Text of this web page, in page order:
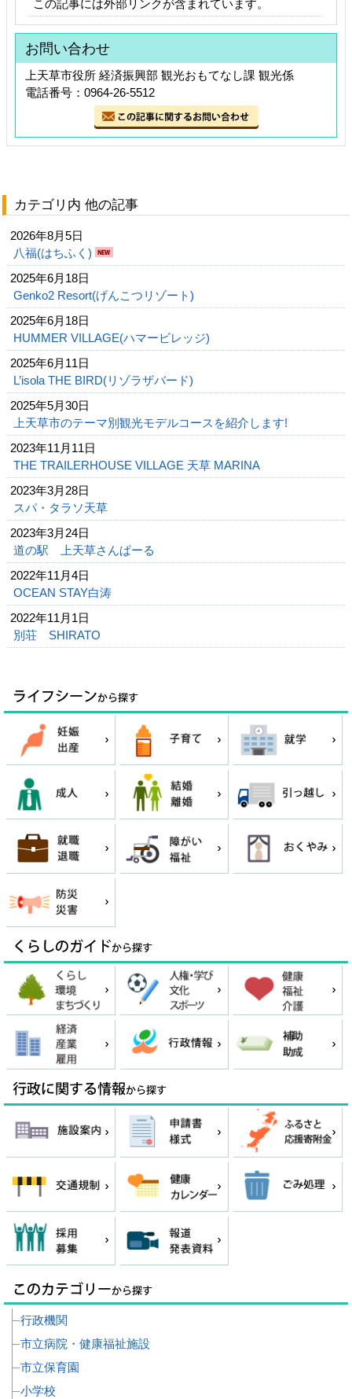
この記事には外部リンクが含まれています。
お問い合わせ
上天草市役所 経済振興部 観光おもてなし課 観光係
電話番号：0964-26-5512
カテゴリ内 他の記事
2026年8月5日
八福(はちふく)
2025年6月18日
Genko2 Resort(げんこつリゾート)
2025年6月18日
HUMMER VILLAGE(ハマービレッジ)
2025年6月11日
L’isola THE BIRD(リゾラザバード)
2025年5月30日
上天草市のテーマ別観光モデルコースを紹介します!
2023年11月11日
THE TRAILERHOUSE VILLAGE 天草 MARINA
2023年3月28日
スパ・タラソ天草
2023年3月24日
道の駅 上天草さんぱーる
2022年11月4日
OCEAN STAY白涛
2022年11月1日
別荘 SHIRATO
行政機関
市立病院・健康福祉施設
市立保育園
小学校